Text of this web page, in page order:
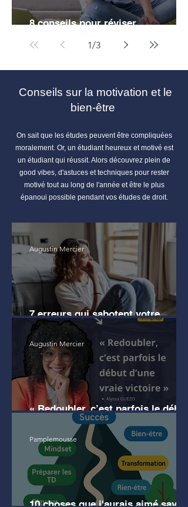
8 conseils pour réviser
1/3
Conseils sur la motivation et le
bien-être
On sait que les études peuvent être compliquées
moralement. Or, un étudiant heureux et motivé est
un étudiant qui réussit. Alors découvrez plein de
good vibes, d'astuces et techniques pour rester
motivé tout au long de l'année et être le plus
épanoui possible pendant vos études de droit.
7 erreurs qui sabotent votre
motivation en droit
Augustin Mercier
« Redoubler, c’est parfois le début
d’une vraie victoire » (témoignage)
Augustin Mercier
10 choses que j'aurais aimé savoir
Pamplemousse